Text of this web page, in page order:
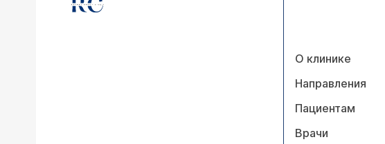
О клинике
Направления
Пациентам
Врачи